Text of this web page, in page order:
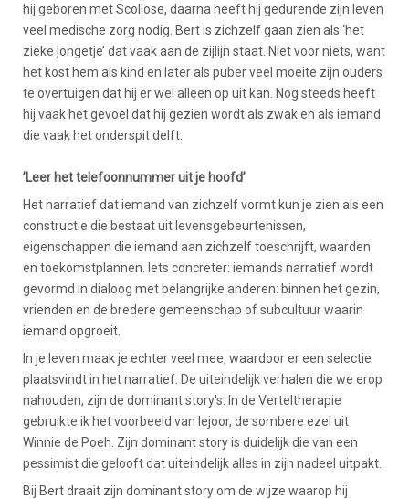
hij geboren met Scoliose, daarna heeft hij gedurende zijn leven
veel medische zorg nodig. Bert is zichzelf gaan zien als ‘het
zieke jongetje’ dat vaak aan de zijlijn staat. Niet voor niets, want
het kost hem als kind en later als puber veel moeite zijn ouders
te overtuigen dat hij er wel alleen op uit kan. Nog steeds heeft
hij vaak het gevoel dat hij gezien wordt als zwak en als iemand
die vaak het onderspit delft.
’Leer het telefoonnummer uit je hoofd’
Het narratief dat iemand van zichzelf vormt kun je zien als een
constructie die bestaat uit levensgebeurtenissen,
eigenschappen die iemand aan zichzelf toeschrijft, waarden
en toekomstplannen. Iets concreter: iemands narratief wordt
gevormd in dialoog met belangrijke anderen: binnen het gezin,
vrienden en de bredere gemeenschap of subcultuur waarin
iemand opgroeit.
In je leven maak je echter veel mee, waardoor er een selectie
plaatsvindt in het narratief. De uiteindelijk verhalen die we erop
nahouden, zijn de dominant story's. In de Verteltherapie
gebruikte ik het voorbeeld van Iejoor, de sombere ezel uit
Winnie de Poeh. Zijn dominant story is duidelijk die van een
pessimist die gelooft dat uiteindelijk alles in zijn nadeel uitpakt.
Bij Bert draait zijn dominant story om de wijze waarop hij